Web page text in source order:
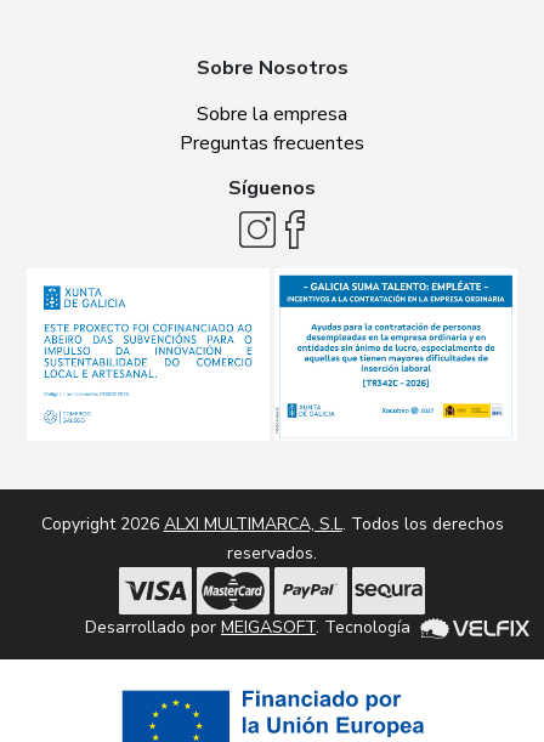
Sobre Nosotros
Sobre la empresa
Preguntas frecuentes
Síguenos
Copyright 2026 ALXI MULTIMARCA, S.L. Todos los derechos
reservados.
Desarrollado por MEIGASOFT. Tecnología